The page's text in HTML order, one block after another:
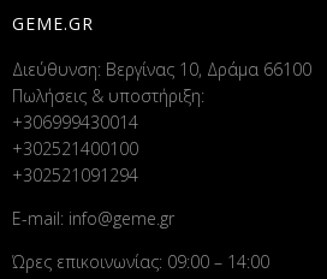
GEME.GR
Διεύθυνση: Βεργίνας 10, Δράμα 66100
Πωλήσεις & υποστήριξη:
+306999430014
+302521400100
+302521091294
E-mail: info@geme.gr
Ώρες επικοινωνίας: 09:00 – 14:00